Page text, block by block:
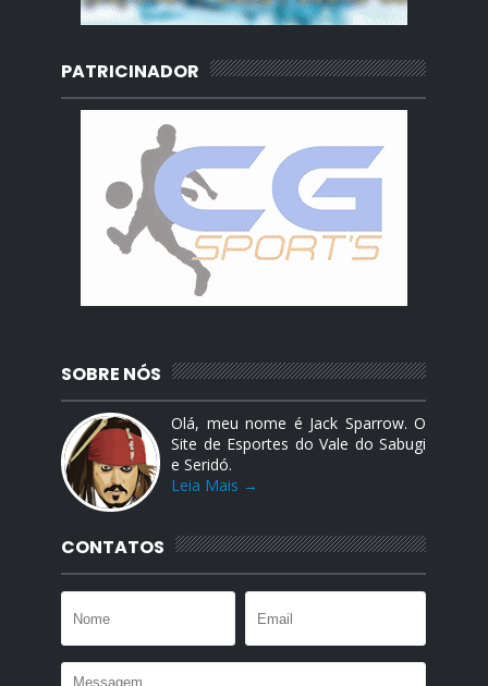
PATRICINADOR
SOBRE NÓS
Olá, meu nome é Jack Sparrow. O
Site de Esportes do Vale do Sabugi
e Seridó.
Leia Mais →
CONTATOS